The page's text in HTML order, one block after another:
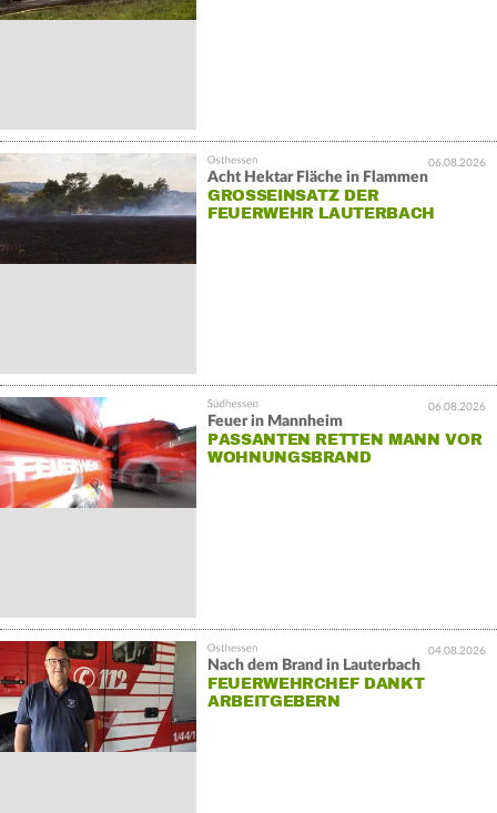
06.08.2026
Acht Hektar Fläche in Flammen
GROSSEINSATZ DER F
EUERWEHR LAUTERBACH
06.08.2026
Feuer in Mannheim
PASSANTEN RETTEN MANN VOR
WOHNUNGSBRAND
04.08.2026
Nach dem Brand in Lauterbach
FEUERWEHRCHEF DANKT
ARBEITGEBERN